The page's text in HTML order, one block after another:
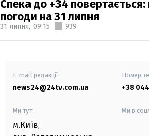
Спека до +34 повертається:
погоди на 31 липня
31 липня, 09:15 939
E-mail редакції
news24@24tv.com.ua
Номер
+38
Ми тут:
м.Київ,
Ми в